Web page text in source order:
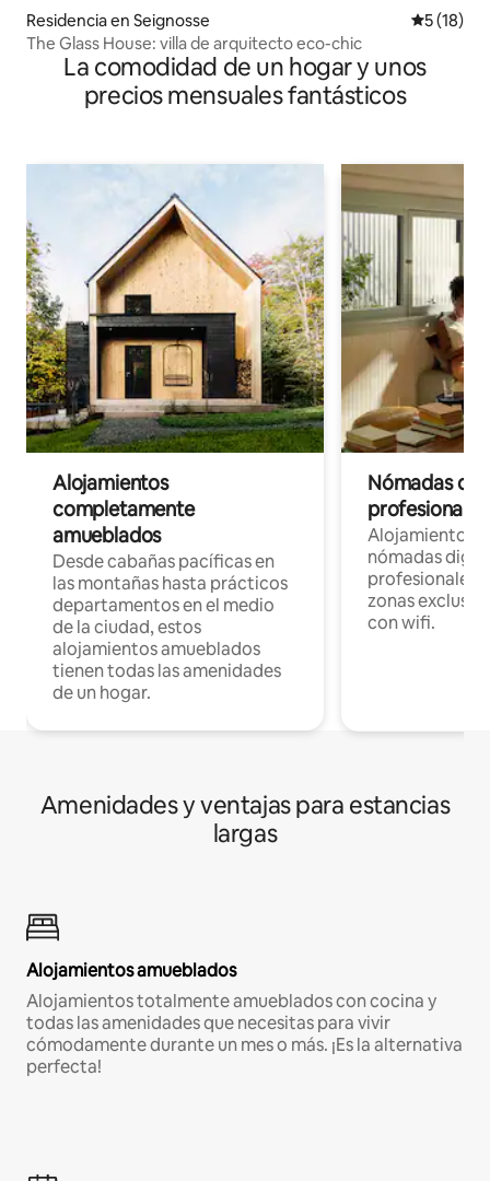
Residencia en Seignosse
5 (18)
The Glass House: villa de arquitecto eco-chic
La comodidad de un hogar y unos
precios mensuales fantásticos
Alojamientos
completamente
amueblados
Desde cabañas pacíficas en
las montañas hasta prácticos
departamentos en el medio
de la ciudad, estos
alojamientos amueblados
tienen todas las amenidades
de un hogar.
Nómadas
Alojamientos
nómadas
profesionales
zonas
con wifi.
Amenidades y ventajas para estancias
largas
Alojamientos amueblados
Alojamientos totalmente amueblados con cocina y
todas las amenidades que necesitas para vivir
cómodamente durante un mes o más. ¡Es la alternativa
perfecta!